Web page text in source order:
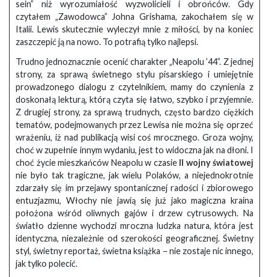
sein” niż wyrozumiałość wyzwolicieli i obrońców. Gdy
czytałem „Zawodowca” Johna Grishama, zakochałem się w
Italii. Lewis skutecznie wyleczył mnie z miłości, by na koniec
zaszczepić ją na nowo. To potrafią tylko najlepsi.
Trudno jednoznacznie ocenić charakter „Neapolu ’44”. Z jednej
strony, za sprawą świetnego stylu pisarskiego i umiejętnie
prowadzonego dialogu z czytelnikiem, mamy do czynienia z
doskonałą lekturą, którą czyta się łatwo, szybko i przyjemnie.
Z drugiej strony, za sprawą trudnych, często bardzo ciężkich
tematów, podejmowanych przez Lewisa nie można się oprzeć
wrażeniu, iż nad publikacją wisi coś mrocznego. Groza wojny,
choć w zupełnie innym wydaniu, jest to widoczna jak na dłoni. I
choć życie mieszkańców Neapolu w czasie II wojny światowej
nie było tak tragiczne, jak wielu Polaków, a niejednokrotnie
zdarzały się im przejawy spontanicznej radości i zbiorowego
entuzjazmu, Włochy nie jawią się już jako magiczna kraina
położona wśród oliwnych gajów i drzew cytrusowych. Na
światło dzienne wychodzi mroczna ludzka natura, która jest
identyczna, niezależnie od szerokości geograficznej. Świetny
styl, świetny reportaż, świetna książka – nie zostaje nic innego,
jak tylko polecić.